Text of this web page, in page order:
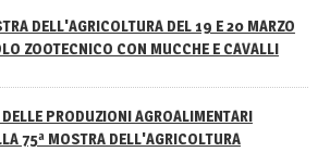
DELL'AGRICOLTURA DEL 19 E 20 MARZO
ZOOTECNICO CON MUCCHE E CAVALLI
PRODUZIONI AGROALIMENTARI
75ª MOSTRA DELL'AGRICOLTURA